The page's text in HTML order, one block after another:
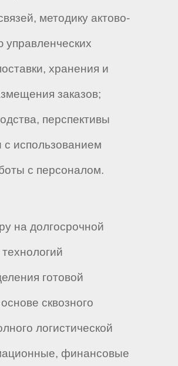
методику актово-
управленческих
хранения и
заказов;
перспективы
использованием
с персоналом.
на долгосрочной
готовой
сквозного
логистической
финансовые